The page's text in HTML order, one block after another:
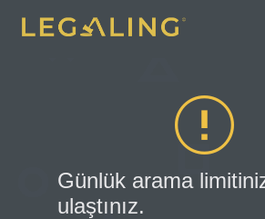
Günlük arama
ulaştınız.